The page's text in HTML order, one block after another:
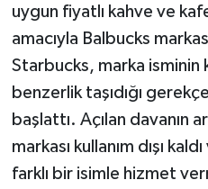
uygun fiyatlı kahve ve
amacıyla Balbucks
Starbucks, marka isminin
benzerlik taşıdığı
başlattı. Açılan davanın
markası kullanım dışı
farklı bir isimle hizmet